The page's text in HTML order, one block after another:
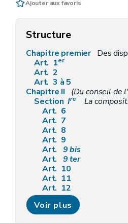
Ajouter aux favoris
Structure
Chapitre premier Des
Art. 1er
Art. 2
Art. 3 à 5
Chapitre II
(Du conseil de
SectionIre La
Art. 6
Art. 7
Art. 8
Art. 9
Art. 9bis
Art. 9ter
Art. 10
Art. 11
Art. 12
Art. 13
Art. 14
Art. 15
Voir plus